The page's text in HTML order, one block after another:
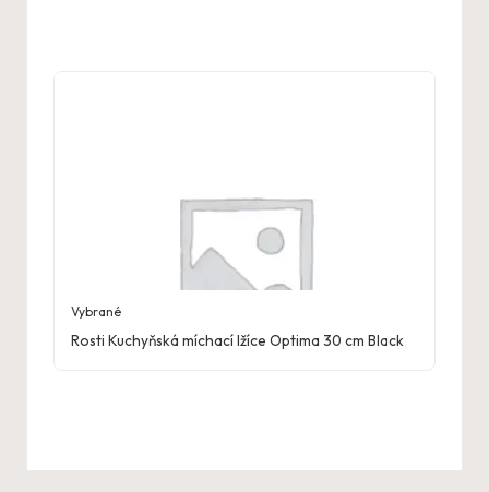
Vybrané
Rosti Kuchyňská míchací lžíce Optima 30 cm Black